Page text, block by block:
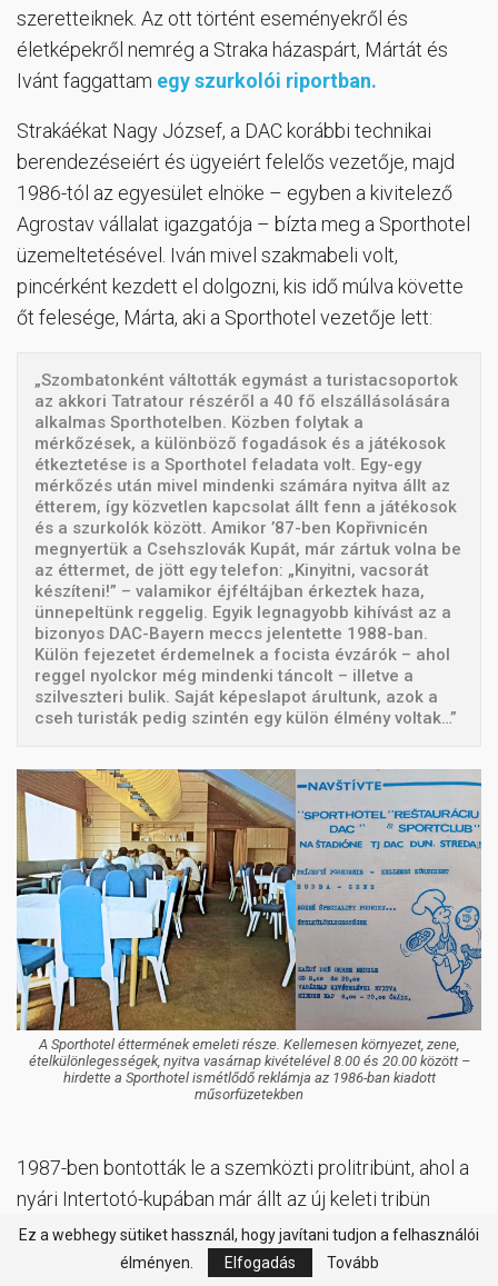
szeretteiknek. Az ott történt eseményekről és
életképekről nemrég a Straka házaspárt, Mártát és
Ivánt faggattam egy szurkolói riportban.
Strakáékat Nagy József, a DAC korábbi technikai
berendezéseiért és ügyeiért felelős vezetője, majd
1986-tól az egyesület elnöke – egyben a kivitelező
Agrostav vállalat igazgatója – bízta meg a Sporthotel
üzemeltetésével. Iván mivel szakmabeli volt,
pincérként kezdett el dolgozni, kis idő múlva követte
őt felesége, Márta, aki a Sporthotel vezetője lett:
„Szombatonként váltották egymást a turistacsoportok
az akkori Tatratour részéről a 40 fő elszállásolására
alkalmas Sporthotelben. Közben folytak a
mérkőzések, a különböző fogadások és a játékosok
étkeztetése is a Sporthotel feladata volt. Egy-egy
mérkőzés után mivel mindenki számára nyitva állt az
étterem, így közvetlen kapcsolat állt fenn a játékosok
és a szurkolók között. Amikor ’87-ben Kopřivnicén
megnyertük a Csehszlovák Kupát, már zártuk volna be
az éttermet, de jött egy telefon: „Kinyitni, vacsorát
készíteni!” – valamikor éjféltájban érkeztek haza,
ünnepeltünk reggelig. Egyik legnagyobb kihívást az a
bizonyos DAC-Bayern meccs jelentette 1988-ban.
Külön fejezetet érdemelnek a focista évzárók – ahol
reggel nyolckor még mindenki táncolt – illetve a
szilveszteri bulik. Saját képeslapot árultunk, azok a
cseh turisták pedig szintén egy külön élmény voltak…”
A Sporthotel éttermének emeleti része. Kellemesen környezet, zene,
ételkülönlegességek, nyitva vasárnap kivételével 8.00 és 20.00 között –
hirdette a Sporthotel ismétlődő reklámja az 1986-ban kiadott
műsorfüzetekben
1987-ben bontották le a szemközti prolitribünt, ahol a
nyári Intertotó-kupában már állt az új keleti tribün
állórésze, majd 1988-ra teljes egészében elkészült a
fenti ülőrész is. A DAC-stadion mindenkori hivatalos
Ez a webhegy sütiket hassznál, hogy javítani tudjon a felhasználói
élményen.
Elfogadás Tovább